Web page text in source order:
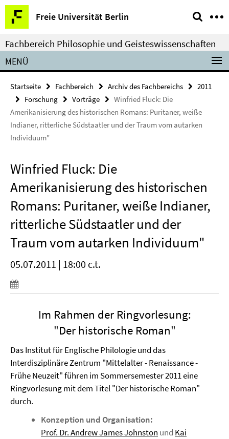
Springe
direkt
zu
Inhalt
Freie Universität Berlin
Service-
Navigation
Fachbereich Philosophie und Geisteswissenschaften
MENÜ
Startseite Fachbereich Archiv des Fachbereichs
2011
Forschung
Vorträge
Winfried Fluck: Die
Amerikanisierung des historischen Romans: Puritaner, weiße
Indianer, ritterliche Südstaatler und der Traum vom autarken
Individuum"
Winfried Fluck: Die
Amerikanisierung des historischen
Romans: Puritaner, weiße Indianer,
ritterliche Südstaatler und der
Traum vom autarken Individuum"
05.07.2011 | 18:00 c.t.
Im Rahmen der Ringvorlesung:
"Der historische Roman"
Das Institut für Englische Philologie und das
Interdisziplinäre Zentrum "Mittelalter - Renaissance -
Frühe Neuzeit" führen im Sommersemester 2011 eine
Ringvorlesung mit dem Titel "Der historische Roman"
durch.
Konzeption und Organisation:
Prof. Dr. Andrew James Johnston und Kai